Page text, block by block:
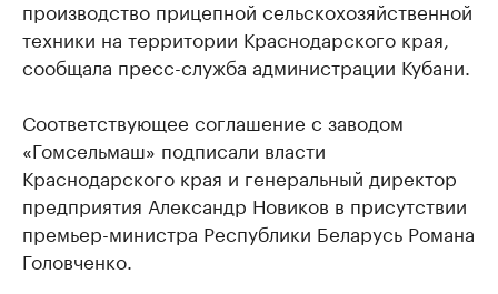
производство прицепной сельскохозяйственной
техники на территории Краснодарского края,
сообщала пресс-служба администрации Кубани.
Соответствующее соглашение с заводом
«Гомсельмаш» подписали власти
Краснодарского края и генеральный директор
предприятия Александр Новиков в присутствии
премьер-министра Республики Беларусь Романа
Головченко.